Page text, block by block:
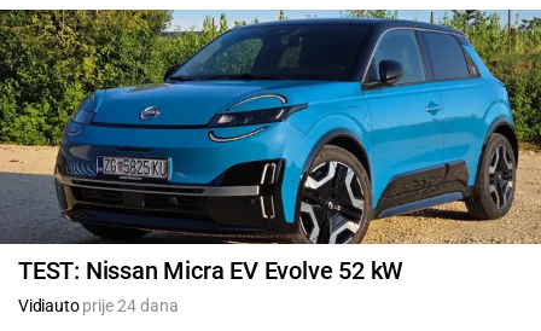
TEST: Nissan Micra EV Evolve 52 kW
Vidiautoprije 24 dana